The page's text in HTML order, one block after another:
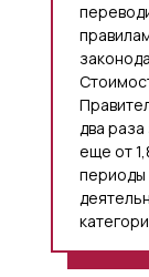
два
еще от
периоды